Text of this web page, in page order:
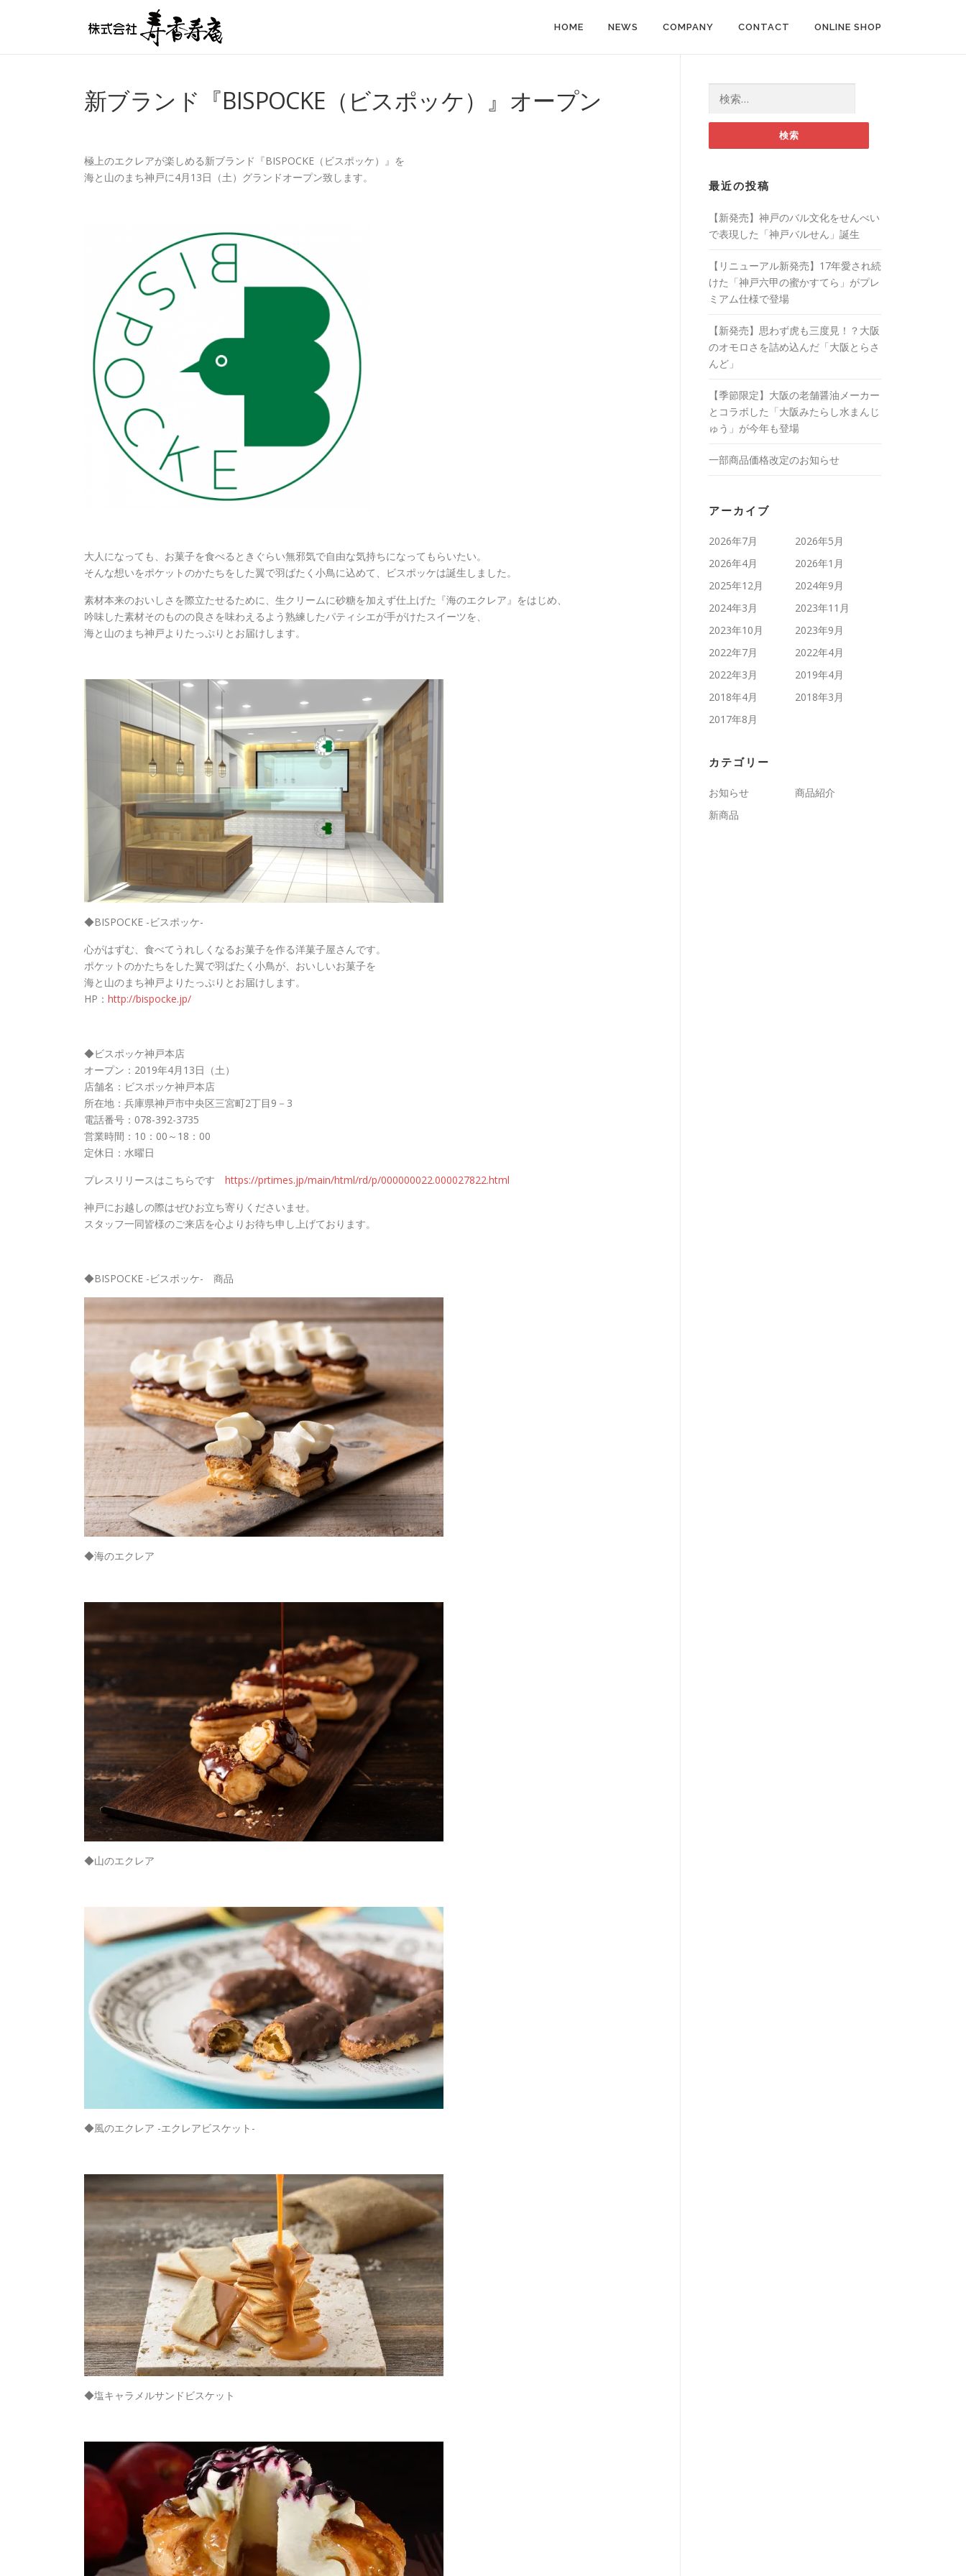
HOME NEWS COMPANY CONTACT ONLINE SHOP
新ブランド『BISPOCKE（ビスポッケ）』オープン
極上のエクレアが楽しめる新ブランド『BISPOCKE（ビスポッケ）』を
海と山のまち神戸に4月13日（土）グランドオープン致します。
大人になっても、お菓子を食べるときぐらい無邪気で自由な気持ちになってもらいたい。
そんな想いをポケットのかたちをした翼で羽ばたく小鳥に込めて、ビスポッケは誕生しました。
素材本来のおいしさを際立たせるために、生クリームに砂糖を加えず仕上げた『海のエクレア』をはじめ、
吟味した素材そのものの良さを味わえるよう熟練したパティシエが手がけたスイーツを、
海と山のまち神戸よりたっぷりとお届けします。
◆BISPOCKE -ビスポッケ-
心がはずむ、食べてうれしくなるお菓子を作る洋菓子屋さんです。
ポケットのかたちをした翼で羽ばたく小鳥が、おいしいお菓子を
海と山のまち神戸よりたっぷりとお届けします。
HP： http://bispocke.jp/
◆ビスポッケ神戸本店
オープン：2019年4月13日（土）
店舗名：ビスポッケ神戸本店
所在地：兵庫県神戸市中央区三宮町2丁目9－3
電話番号：078-392-3735
営業時間：10：00～18：00
定休日：水曜日
プレスリリースはこちらです https://prtimes.jp/main/html/rd/p/000000022.000027822.html
神戸にお越しの際はぜひお立ち寄りくださいませ。
スタッフ一同皆様のご来店を心よりお待ち申し上げております。
◆BISPOCKE -ビスポッケ- 商品
◆海のエクレア
◆山のエクレア
◆風のエクレア -エクレアビスケット-
◆塩キャラメルサンドビスケット
検索:
最近の投稿
【新発売】神戸のバル文化をせんべい
で表現した「神戸バルせん」誕生
【リニューアル新発売】17年愛され続
けた「神戸六甲の蜜かすてら」がプレ
ミアム仕様で登場
【新発売】思わず虎も三度見！？大阪
のオモロさを詰め込んだ「大阪とらさ
んど」
【季節限定】大阪の老舗醤油メーカー
とコラボした「大阪みたらし水まんじ
ゅう」が今年も登場
一部商品価格改定のお知らせ
アーカイブ
2026年7月
2026年5月
2026年4月
2026年1月
2025年12月
2024年9月
2024年3月
2023年11月
2023年10月
2023年9月
2022年7月
2022年4月
2022年3月
2019年4月
2018年4月
2018年3月
2017年8月
カテゴリー
お知らせ
商品紹介
新商品